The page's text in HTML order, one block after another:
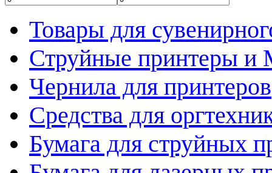
Товары для
Струйные принтеры
Чернила для принтеров
Средства для
Бумага для струйных